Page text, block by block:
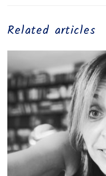
Related articles